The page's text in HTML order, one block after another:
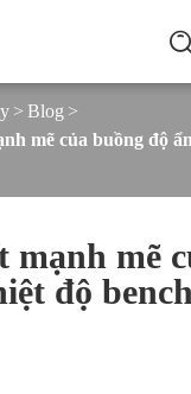

Blog
mẽ của buồng độ
mạnh mẽ
độ